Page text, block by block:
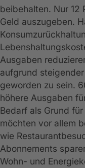
beibehalten. Nur 12
Geld auszugeben.
Ausgaben
aufgrund
geworden zu sein.
höhere Ausgaben
Bedarf als Grund
möchten vor allem
wie
Abonnements
Wohn- und